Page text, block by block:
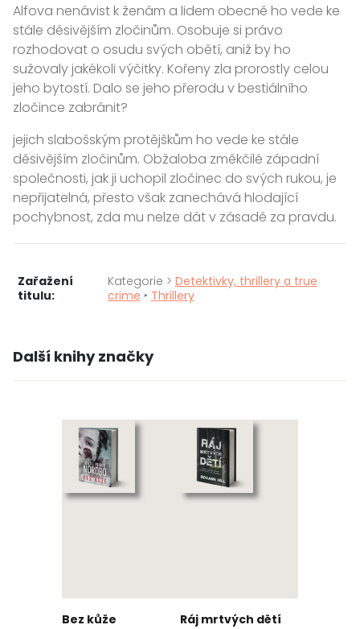
Alfova nenávist k ženám a lidem obecně ho vede ke
stále děsivějším zločinům. Osobuje si právo
rozhodovat o osudu svých obětí, aniž by ho
sužovaly jakékoli výčitky. Kořeny zla prorostly celou
jeho bytostí. Dalo se jeho přerodu v bestiálního
zločince zabránit?
jejich slabošským protějškům ho vede ke stále
děsivějším zločinům. Obžaloba změkčilé západní
společnosti, jak ji uchopil zločinec do svých rukou, je
nepřijatelná, přesto však zanechává hlodající
pochybnost, zda mu nelze dát v zásadě za pravdu.
Zařažení
titulu:
Kategorie > Detektivky, thrillery a true
crime ‣ Thrillery
Další knihy značky
Bez kůže Ráj mrtvých dětí